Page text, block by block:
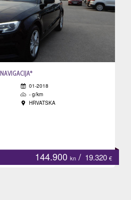
01-2018
- g/km
HRVATSKA
144.900 kn / 19.320 €